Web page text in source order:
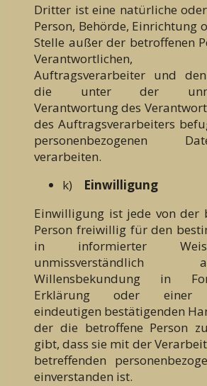
Dritter ist eine natürliche
Person, Behörde, Einrichtung
Stelle außer der betroffenen
Auftragsverarbeiter und
die unter der
Verantwortung des
des Auftragsverarbeiters
personenbezogenen
verarbeiten.
k) Einwilligung
Einwilligung ist jede von der
Person freiwillig für den
in informierter
unmissverständlich
Willensbekundung in
Erklärung oder einer
eindeutigen bestätigenden
der die betroffene Person
gibt, dass sie mit der
betreffenden
einverstanden ist.